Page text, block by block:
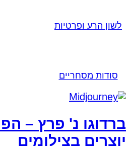
לשון הרע ופרטיות
סודות מסחריים
ברדוגו נ' פרץ –
יוצרים בצילומים